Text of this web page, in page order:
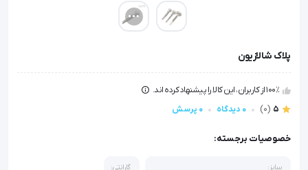
پلاک شالازیون
100٪ از کاربران، این کالا را پیشنهاد کرده اند.
5
(0) 0 دیدگاه 0 پرسش
خصوصیات برجسته:
سایز: گارانتی: